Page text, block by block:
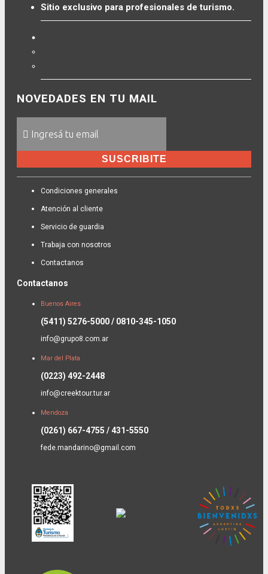
Sitio exclusivo para profesionales de turismo.
NOVEDADES EN TU MAIL
SUSCRIBITE
Condiciones generales
Atención al cliente
Servicio de guardia
Trabaja con nosotros
Contactanos
Contactanos
Buenos Aires
(5411) 5276-5000 / 0810-345-1050
info@grupo8.com.ar
Mar del Plata
(0223) 492-2448
info@creektour.tur.ar
Mendoza
(0261) 667-4755 / 431-5550
fede.mandarino@gmail.com